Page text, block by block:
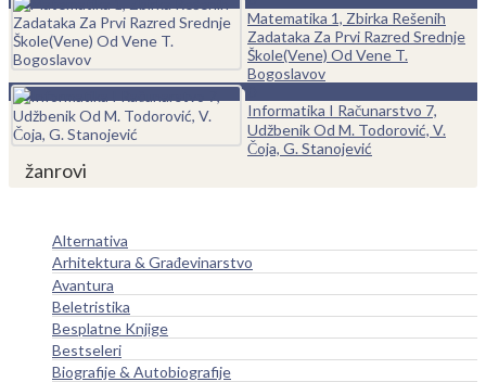
Matematika 1, Zbirka Rešenih
Zadataka Za Prvi Razred Srednje
Škole(Vene) Od Vene T.
Bogoslavov
Informatika I Računarstvo 7,
Udžbenik Od M. Todorović, V.
Čoja, G. Stanojević
žanrovi
Alternativa
Arhitektura & Građevinarstvo
Avantura
Beletristika
Besplatne Knjige
Bestseleri
Biografije & Autobiografije